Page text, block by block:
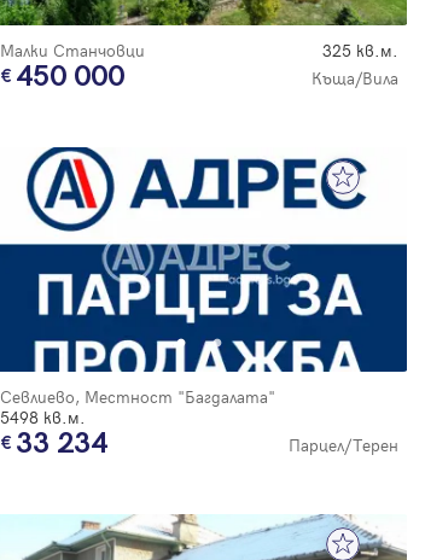
Малки Станчовци 325 кв.м.
450 000 Къща/Вила
Севлиево, Местност "Багдалата"
5498 кв.м.
33 234 Парцел/Терен